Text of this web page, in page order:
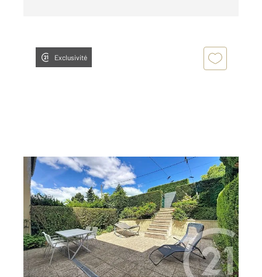
Exclusivité
LE PUY EN VELAY 43
130,50 m
, 5 pièces
Ref : 4785
Appartement F5 à vendre
239 900 €
Visiter le site dédié